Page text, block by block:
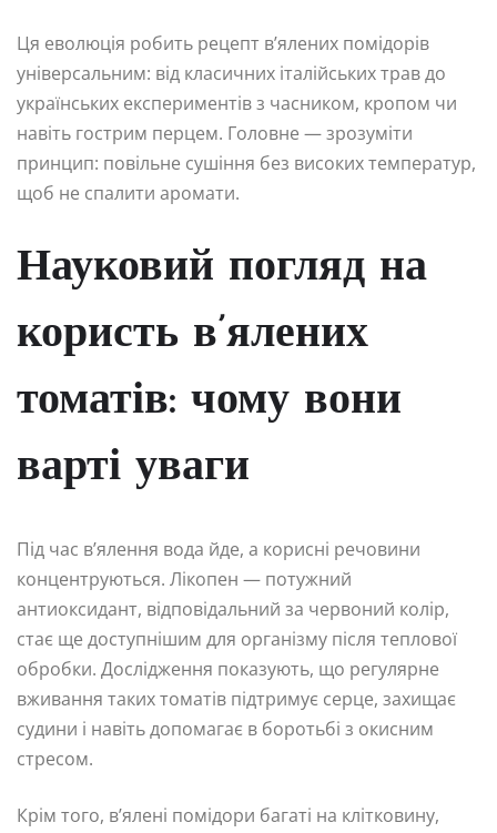
Ця еволюція робить рецепт в’ялених помідорів
універсальним: від класичних італійських трав до
українських експериментів з часником, кропом чи
навіть гострим перцем. Головне — зрозуміти
принцип: повільне сушіння без високих температур,
щоб не спалити аромати.
Науковий погляд на
користь в’ялених
томатів: чому вони
варті уваги
Під час в’ялення вода йде, а корисні речовини
концентруються. Лікопен — потужний
антиоксидант, відповідальний за червоний колір,
стає ще доступнішим для організму після теплової
обробки. Дослідження показують, що регулярне
вживання таких томатів підтримує серце, захищає
судини і навіть допомагає в боротьбі з окисним
стресом.
Крім того, в’ялені помідори багаті на клітковину,